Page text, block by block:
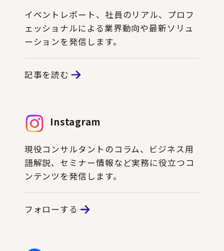
イベントレポート、社員のリアル、プロフ
ェッショナルによる業界動向や最新ソリュ
ーションを発信します。
記事を読む
Instagram
現役コンサルタントのコラム、ビジネス用
語解説、セミナー情報など実務に役立つコ
ンテンツを発信します。
フォローする